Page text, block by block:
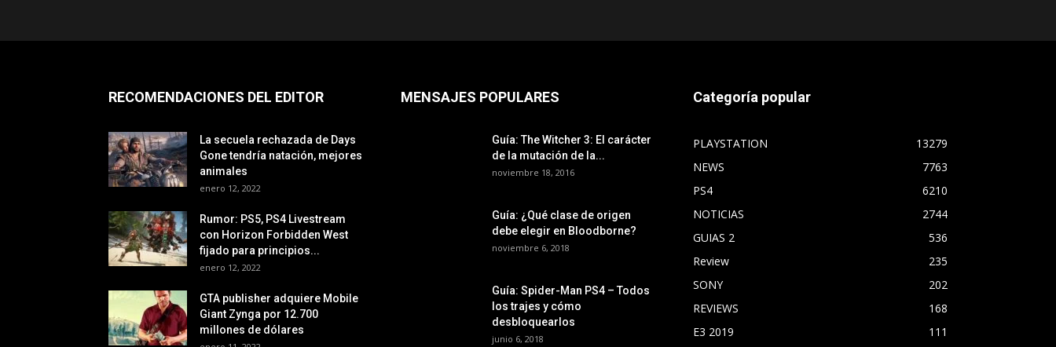
RECOMENDACIONES DEL EDITOR
La secuela rechazada de Days
Gone tendría natación, mejores
animales
enero 12, 2022
Rumor: PS5, PS4 Livestream
con Horizon Forbidden West
fijado para principios...
enero 12, 2022
GTA publisher adquiere Mobile
Giant Zynga por 12.700
millones de dólares
MENSAJES POPULARES
Guía: The Witcher 3: El carácter
de la mutación de la...
noviembre 18, 2016
Guía: ¿Qué clase de origen
debe elegir en Bloodborne?
noviembre 6, 2018
Guía: Spider-Man PS4 – Todos
los trajes y cómo
desbloquearlos
junio 6, 2018
Categoría popular
PLAYSTATION
13279
NEWS
7763
PS4
6210
NOTICIAS
2744
GUIAS 2
536
Review
235
SONY
202
REVIEWS
168
E3 2019
111